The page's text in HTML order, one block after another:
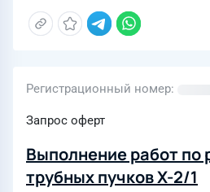
Регистрационный номер
Запрос оферт
Выполнение работ по
трубных пучков Х-2/1